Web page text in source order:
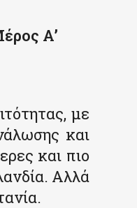
Α’
με
και
και πιο
Αλλά